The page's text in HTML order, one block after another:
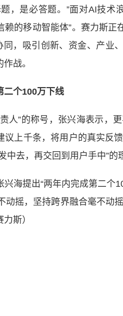
是必答题。”面对AI技术
的移动智能体”。赛力斯正
同，吸引创新、资金、产业
战。
个100万下线
”的称号，张兴海表示，
议上千条，将用户的真实反
中去，再交回到用户手中”的
提出“两年内完成第二个
动摇，坚持跨界融合毫不动
斯）